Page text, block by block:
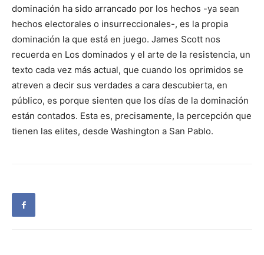
dominación ha sido arrancado por los hechos -ya sean
hechos electorales o insurreccionales-, es la propia
dominación la que está en juego. James Scott nos
recuerda en Los dominados y el arte de la resistencia, un
texto cada vez más actual, que cuando los oprimidos se
atreven a decir sus verdades a cara descubierta, en
público, es porque sienten que los días de la dominación
están contados. Esta es, precisamente, la percepción que
tienen las elites, desde Washington a San Pablo.